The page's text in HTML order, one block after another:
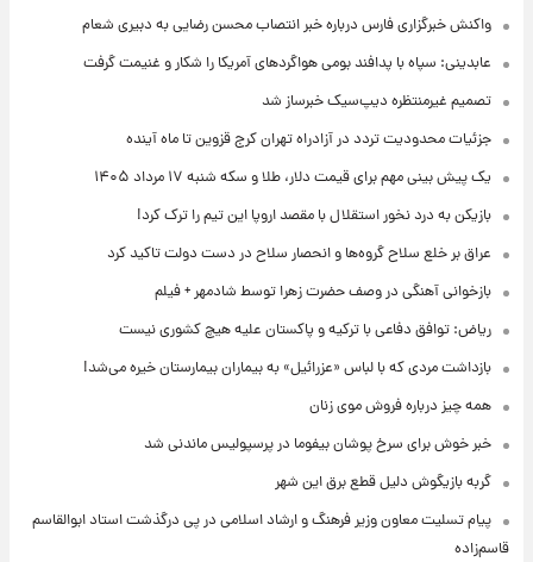
واکنش خبرگزاری فارس درباره خبر انتصاب محسن رضایی به دبیری شعام
عابدینی: سپاه با پدافند بومی هواگردهای آمریکا را شکار و غنیمت گرفت
تصمیم غیرمنتظره دیپ‌سیک خبرساز شد
جزئیات محدودیت تردد در آزادراه تهران کرج قزوین تا ماه آینده
یک پیش ‌بینی مهم برای قیمت دلار، طلا و سکه شنبه ۱۷ مرداد ۱۴۰۵
بازیکن به درد نخور استقلال با مقصد اروپا این تیم را ترک کرد!
عراق بر خلع سلاح گروه‌ها و انحصار سلاح در دست دولت تاکید کرد
بازخوانی آهنگی در وصف حضرت زهرا توسط شادمهر + فیلم
ریاض: توافق دفاعی با ترکیه و پاکستان علیه هیچ کشوری نیست
بازداشت مردی که با لباس «عزرائیل» به بیماران بیمارستان خیره می‌شد!
همه چیز درباره فروش موی زنان
خبر خوش برای سرخ پوشان بیفوما در پرسپولیس ماندنی شد
گربه بازیگوش دلیل قطع برق این شهر
پیام تسلیت معاون وزیر فرهنگ و ارشاد اسلامی در پی درگذشت استاد ابوالقاسم
قاسم‌زاده